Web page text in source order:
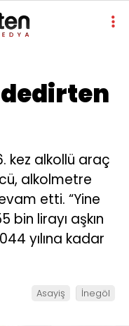
dedirten
kez alkollü araç
alkolmetre
etti. “Yine
bin lirayı aşkın
yılına kadar
Asayiş İnegöl